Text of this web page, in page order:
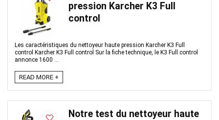
pression Karcher K3 Full
control
Les caractéristiques du nettoyeur haute pression Karcher K3 Full
control Karcher K3 Full control Sur la fiche technique, le K3 Full control
annonce 1600 ...
READ MORE +
Notre test du nettoyeur haute